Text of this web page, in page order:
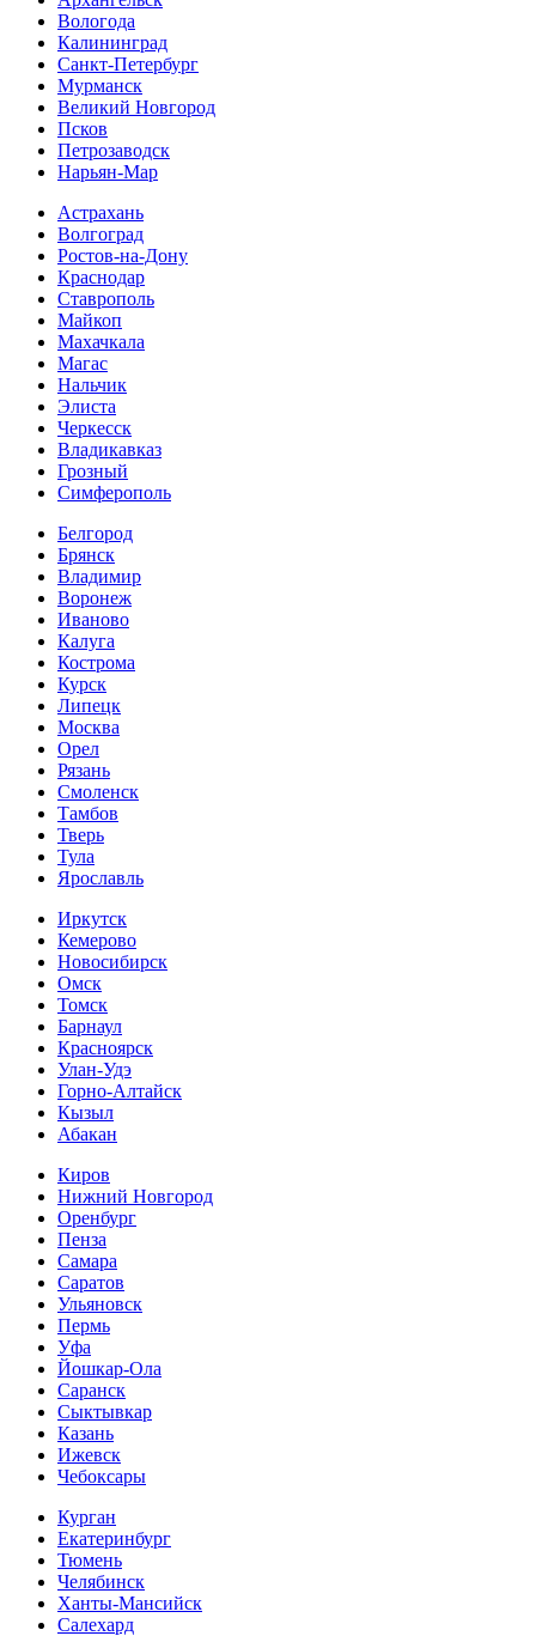
Вологода
Калининград
Санкт-Петербург
Мурманск
Великий Новгород
Псков
Петрозаводск
Нарьян-Мар
Астрахань
Волгоград
Ростов-на-Дону
Краснодар
Ставрополь
Майкоп
Махачкала
Магас
Нальчик
Элиста
Черкесск
Владикавказ
Грозный
Симферополь
Белгород
Брянск
Владимир
Воронеж
Иваново
Калуга
Кострома
Курск
Липецк
Москва
Орел
Рязань
Смоленск
Тамбов
Тверь
Тула
Ярославль
Иркутск
Кемерово
Новосибирск
Омск
Томск
Барнаул
Красноярск
Улан-Удэ
Горно-Алтайск
Кызыл
Абакан
Киров
Нижний Новгород
Оренбург
Пенза
Самара
Саратов
Ульяновск
Пермь
Уфа
Йошкар-Ола
Саранск
Сыктывкар
Казань
Ижевск
Чебоксары
Курган
Екатеринбург
Тюмень
Челябинск
Ханты-Мансийск
Салехард